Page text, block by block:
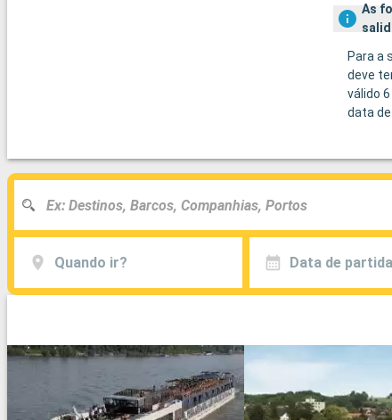
As
Para a
deve
válido
data
Quando ir? Data de partida